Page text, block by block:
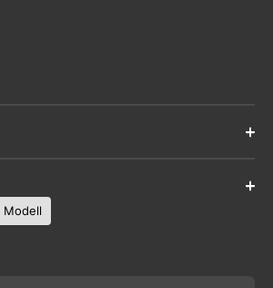
Modell